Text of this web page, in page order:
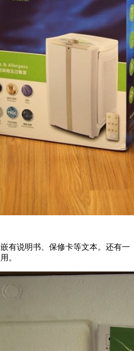
有说明书、保修卡等文本。还有一
。